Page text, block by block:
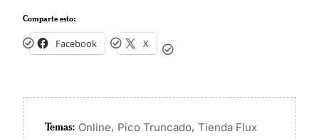
Comparte esto:
Facebook X
Temas: Online, Pico Truncado, Tienda Flux